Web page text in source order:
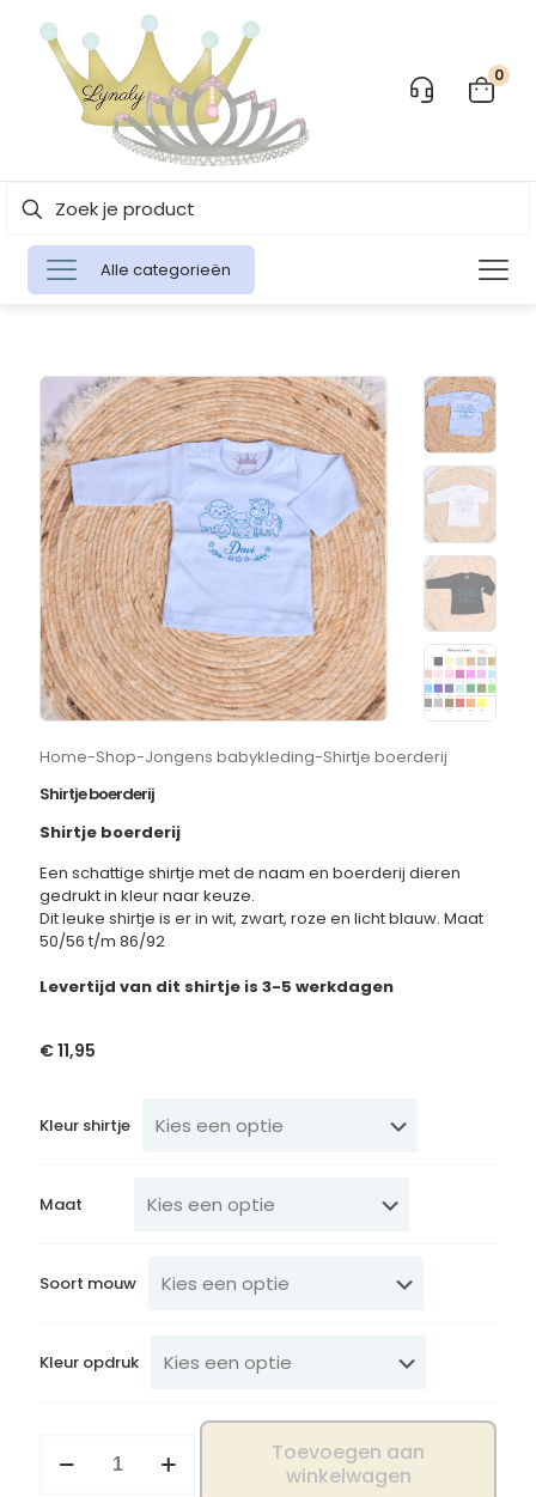
0
Alle categorieën
Home-Shop-Jongens babykleding-Shirtje boerderij
Shirtje boerderij
Shirtje boerderij
Een schattige shirtje met de naam en boerderij dieren
gedrukt in kleur naar keuze.
Dit leuke shirtje is er in wit, zwart, roze en licht blauw. Maat
50/56 t/m 86/92
Levertijd van dit shirtje is 3-5 werkdagen
€11,95
Kleur shirtje
Maat
Soort mouw
Kleur opdruk
boerderij
Toevoegen aan
winkelwagen